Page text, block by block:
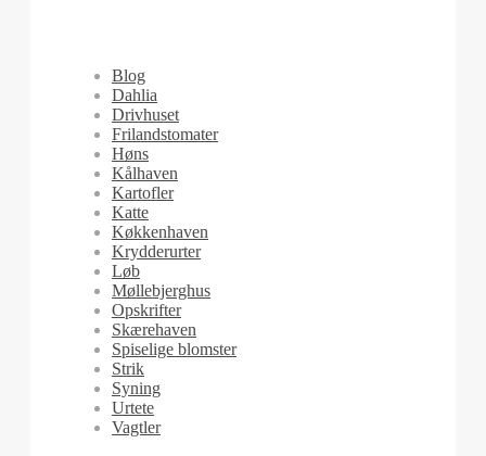
Blog
Dahlia
Drivhuset
Frilandstomater
Høns
Kålhaven
Kartofler
Katte
Køkkenhaven
Krydderurter
Løb
Møllebjerghus
Opskrifter
Skærehaven
Spiselige blomster
Strik
Syning
Urtete
Vagtler